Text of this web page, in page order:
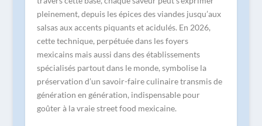
pleinement, depuis les épices des viandes jusqu’aux
salsas aux accents piquants et acidulés. En 2026,
cette technique, perpétuée dans les foyers
mexicains mais aussi dans des établissements
spécialisés partout dans le monde, symbolise la
préservation d’un savoir-faire culinaire transmis de
génération en génération, indispensable pour
goûter à la vraie street food mexicaine.